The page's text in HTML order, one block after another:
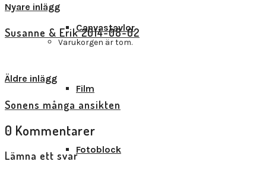
Canvastavlor
Film
Fotoblock
Varukorgen är tom.
Nyare inlägg
Susanne & Erik 2014-08-02
Äldre inlägg
Sonens många ansikten
0 Kommentarer
Lämna ett svar